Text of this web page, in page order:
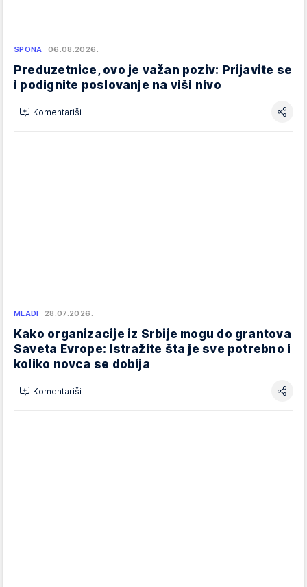
SPONA 06.08.2026.
Preduzetnice, ovo je važan poziv: Prijavite se
i podignite poslovanje na viši nivo
Komentariši
MLADI 28.07.2026.
Kako organizacije iz Srbije mogu do grantova
Saveta Evrope: Istražite šta je sve potrebno i
koliko novca se dobija
Komentariši